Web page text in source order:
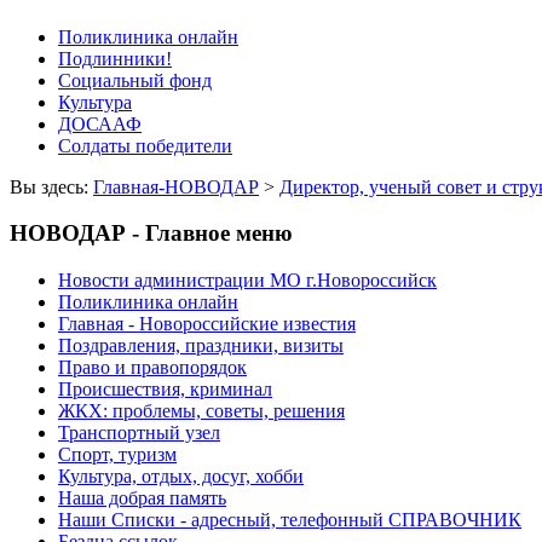
Поликлиника онлайн
Подлинники!
Социальный фонд
Культура
ДОСААФ
Солдаты победители
Вы здесь: Главная-НОВОДАР > Директор, ученый совет и
НОВОДАР - Главное меню
Новости администрации МО г.Новороссийск
Поликлиника онлайн
Главная - Новороссийские известия
Поздравления, праздники, визиты
Право и правопорядок
Происшествия, криминал
ЖКХ: проблемы, советы, решения
Транспортный узел
Спорт, туризм
Культура, отдых, досуг, хобби
Наша добрая память
Наши Списки - адресный, телефонный СПРАВОЧНИК